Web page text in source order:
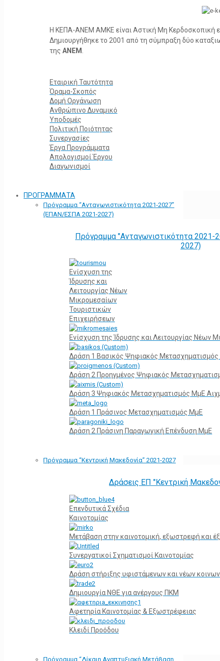
Η ΚΕΠΑ-ΑΝΕΜ ΑΜΚΕ είναι Αστική Μη Κερδοσκοπική
Δημιουργήθηκε το 2001 από τη σύμπραξη δύο
της ΑΝΕΜ
Εταιρική Ταυτότητα
Όραμα-Σκοπός
Δομή Οργάνωση
Ανθρώπινο Δυναμικό
Υποδομές
Πολιτική Ποιότητας
Συνεργασίες
Έργα Προγράμματα
Απολογισμοί Έργου
Διαγωνισμοί
ΠΡΟΓΡΑΜΜΑΤΑ
Πρόγραμμα “Ανταγωνιστικότητα 2021-2027”
(ΕΠΑΝ/ΕΣΠΑ 2021-2027)
Πρόγραμμα "Ανταγωνιστικότητα
2027)
Ενίσχυση της
Ίδρυσης και
Λειτουργίας Νέων
Μικρομεσαίων
Τουριστικών
Επιχειρήσεων
Ενίσχυση της Ίδρυσης και Λειτουργίας Νέων
Δράση 1 Βασικός Ψηφιακός
Δράση 2 Προηγμένος Ψηφιακός
Δράση 3 Ψηφιακός Μετασχηματισμός ΜμΕ
Δράση 1 Πράσινος Μετασχηματισμός ΜμΕ
Δράση 2 Πράσινη Παραγωγική Επένδυση ΜμΕ
Πρόγραμμα “Κεντρική Μακεδονία” 2021-2027
Δράσεις ΕΠ "Κεντρική
Επενδυτικά Σχέδια
Καινοτομίας
Μετάβαση στην καινοτομική, εξωστρεφή και
Συνεργατικοί Σχηματισμοί Καινοτομίας
Δράση στήριξης υφιστάμενων και νέων
Δημιουργία ΝΘΕ για ανέργους ΠΚΜ
Αφετηρία Kαινοτομίας & Εξωστρέφειας
Κλειδί Προόδου
Πρόγραμμα “Δίκαιη Αναπτυξιακή Μετάβαση